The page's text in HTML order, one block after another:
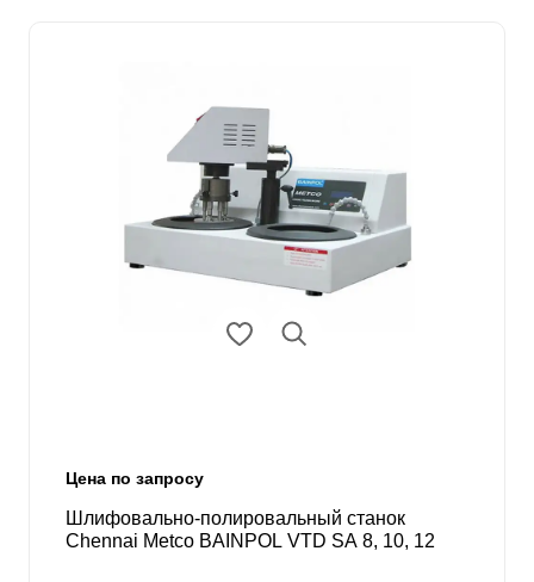
Цена по запросу
Шлифовально-полировальный станок
Chennai Metco BAINPOL VTD SA 8, 10, 12